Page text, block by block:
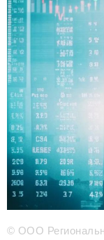
Эксперты
Авторские
Видео
Телефон
Электронные
Информационный
info@business-
Отдел рекламы
Отдел
© ООО